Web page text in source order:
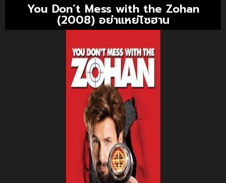
You Don’t Mess with the Zohan
(2008) อย่าแหย่โซฮาน